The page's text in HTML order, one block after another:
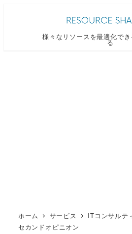
様々なリソースを最適化で
る
ホーム サービス ITコンサルテ
セカンドオピニオン